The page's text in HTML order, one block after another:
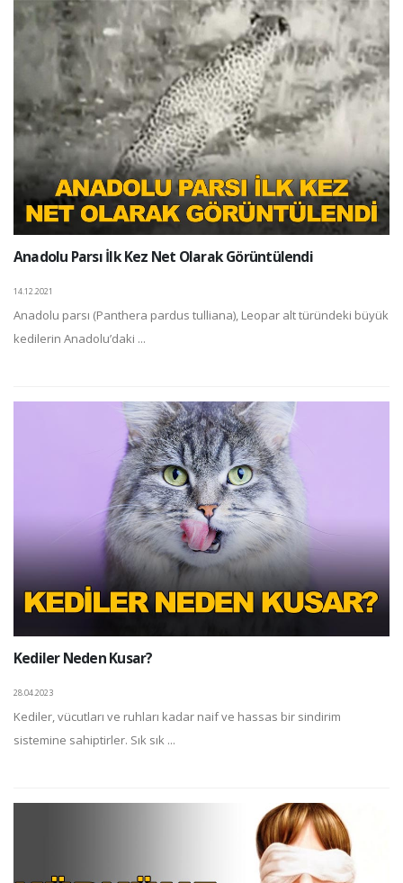
Anadolu Parsı İlk Kez Net Olarak Görüntülendi
14.12.2021
Anadolu parsı (Panthera pardus tulliana), Leopar alt türündeki büyük
kedilerin Anadolu’daki ...
Kediler Neden Kusar?
28.04.2023
Kediler, vücutları ve ruhları kadar naif ve hassas bir sindirim
sistemine sahiptirler. Sık sık ...